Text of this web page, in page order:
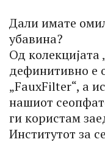
Дали имате
убавина?
Од колекцијата
дефинитивно е
„FauxFilter“, а
нашиот
ги користам
Институтот за